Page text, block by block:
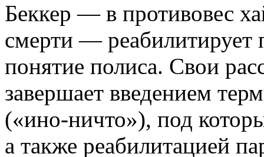
Беккер — в противовес
смерти — реабилитирует
понятие полиса. Свои
завершает введением
(«ино-ничто»), под
а также реабилитацией